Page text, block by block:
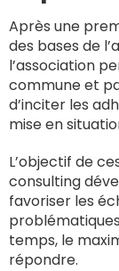
Après une
des bases de
l’association
commune et
d’inciter les
mise en
L’objectif de
consulting
favoriser les
temps, le
répondre.